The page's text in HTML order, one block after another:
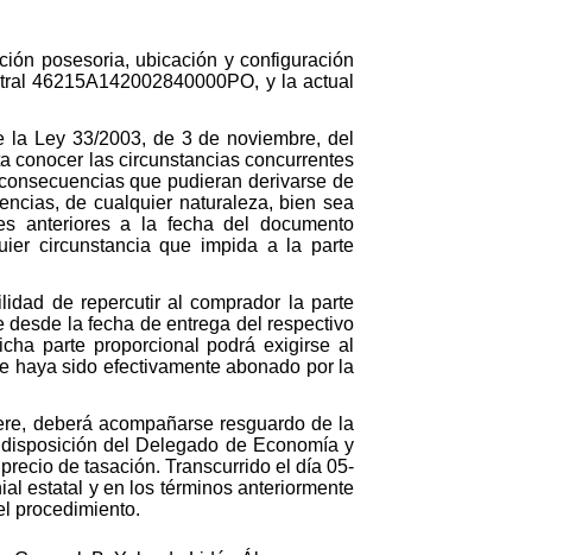
posesoria, ubicación y configuración
46215A142002840000PO, y la actual
Ley 33/2003, de 3 de noviembre, del
conocer las circunstancias concurrentes
que pudieran derivarse de
de cualquier naturaleza, bien sea
anteriores a la fecha del documento
circunstancia que impida a la parte
de repercutir al comprador la parte
la fecha de entrega del respectivo
parte proporcional podrá exigirse al
haya sido efectivamente abonado por la
deberá acompañarse resguardo de la
del Delegado de Economía y
de tasación. Transcurrido el día 05-
estatal y en los términos anteriormente
procedimiento.